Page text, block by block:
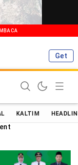
Get
Terkini!
KALTIM